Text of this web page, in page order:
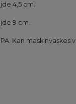
4,5 cm.
9 cm.
Kan maskinvaskes